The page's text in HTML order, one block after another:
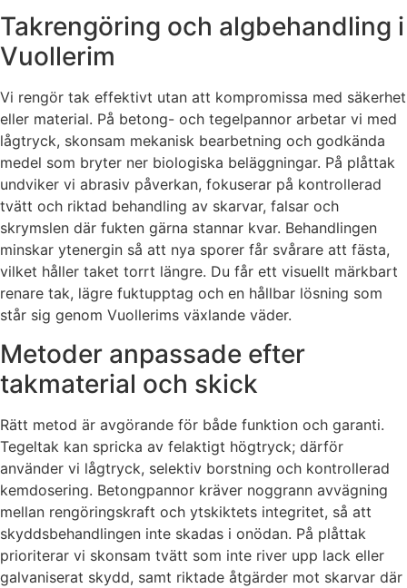
Takrengöring och algbehandling i
Vuollerim
Vi rengör tak effektivt utan att kompromissa med säkerhet
eller material. På betong- och tegelpannor arbetar vi med
lågtryck, skonsam mekanisk bearbetning och godkända
medel som bryter ner biologiska beläggningar. På plåttak
undviker vi abrasiv påverkan, fokuserar på kontrollerad
tvätt och riktad behandling av skarvar, falsar och
skrymslen där fukten gärna stannar kvar. Behandlingen
minskar ytenergin så att nya sporer får svårare att fästa,
vilket håller taket torrt längre. Du får ett visuellt märkbart
renare tak, lägre fuktupptag och en hållbar lösning som
står sig genom Vuollerims växlande väder.
Metoder anpassade efter
takmaterial och skick
Rätt metod är avgörande för både funktion och garanti.
Tegeltak kan spricka av felaktigt högtryck; därför
använder vi lågtryck, selektiv borstning och kontrollerad
kemdosering. Betongpannor kräver noggrann avvägning
mellan rengöringskraft och ytskiktets integritet, så att
skyddsbehandlingen inte skadas i onödan. På plåttak
prioriterar vi skonsam tvätt som inte river upp lack eller
galvaniserat skydd, samt riktade åtgärder mot skarvar där